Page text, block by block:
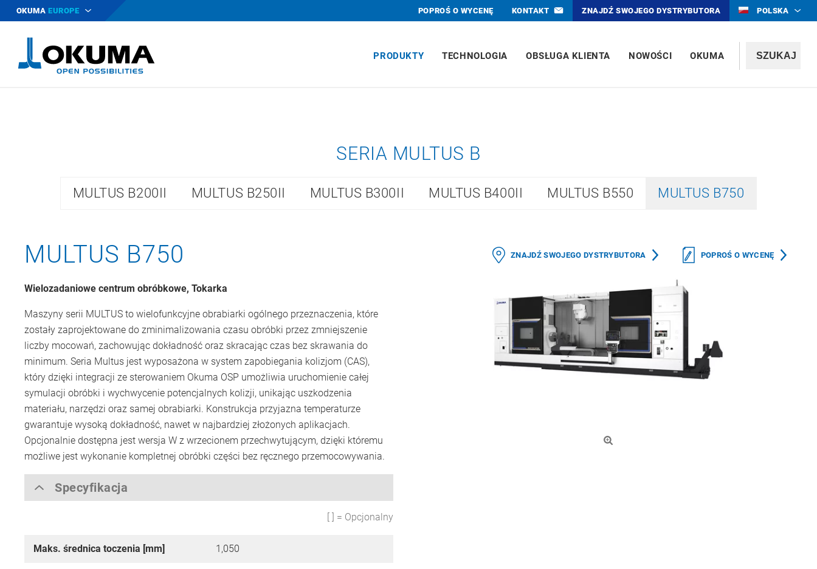
OKUMA EUROPE POPROŚ O WYCENĘ KONTAKT ZNAJDŹ SWOJEGO DYSTRYBUTORA POLSKA
PRODUKTY TECHNOLOGIA OBSŁUGA KLIENTA NOWOŚCI OKUMA
SERIA MULTUS B
MULTUS B200II MULTUS B250II MULTUS B300II MULTUS B400II MULTUS B550 MULTUS B750
MULTUS B750 ZNAJDŹ SWOJEGO DYSTRYBUTORA POPROŚ O WYCENĘ
Wielozadaniowe centrum obróbkowe, Tokarka
Maszyny serii MULTUS to wielofunkcyjne obrabiarki ogólnego przeznaczenia, które
zostały zaprojektowane do zminimalizowania czasu obróbki przez zmniejszenie
liczby mocowań, zachowując dokładność oraz skracając czas bez skrawania do
minimum. Seria Multus jest wyposażona w system zapobiegania kolizjom (CAS),
który dzięki integracji ze sterowaniem Okuma OSP umożliwia uruchomienie całej
symulacji obróbki i wychwycenie potencjalnych kolizji, unikając uszkodzenia
materiału, narzędzi oraz samej obrabiarki. Konstrukcja przyjazna temperaturze
gwarantuje wysoką dokładność, nawet w najbardziej złożonych aplikacjach.
Opcjonalnie dostępna jest wersja W z wrzecionem przechwytującym, dzięki któremu
możliwe jest wykonanie kompletnej obróbki części bez ręcznego przemocowywania.
Specyfikacja
[ ] = Opcjonalny
Maks. średnica toczenia [mm] 1,050